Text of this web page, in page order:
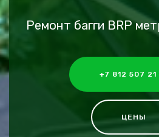
Ремонт багги BRP
+7 812 507 21
ЦЕНЫ